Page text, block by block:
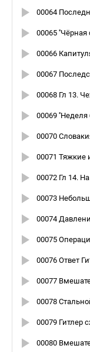
00064
00067
00069 ''Неделя
00071 Тяжкие
00072 Гл 14.
00073
00074
00075
00076 Ответ
00077
00078
00080